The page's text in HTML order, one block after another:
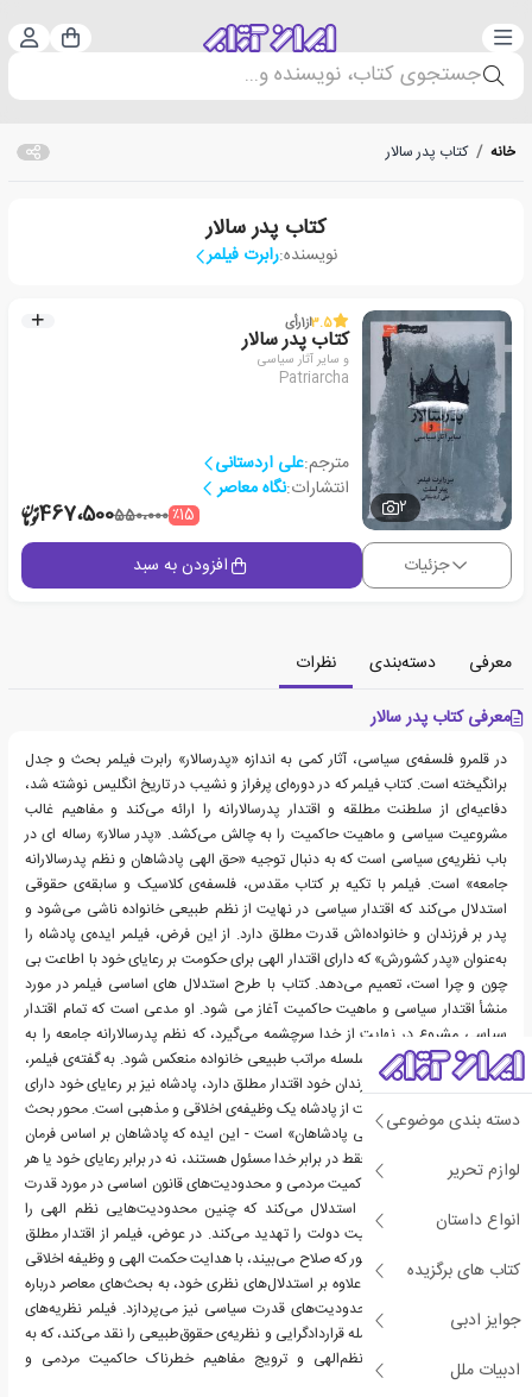
دسته‌بندی سبد
جستجوی کتاب، نویسنده و...
دسته بندی موضوعی
لوازم تحریر
انواع داستان
کتاب های برگزیده
جوایز ادبی
ادبیات ملل
خانه / کتاب پدر سالار
کتاب پدر سالار
نویسنده:رابرت فیلمر
2
3.5از1رأی
کتاب پدر سالار
و سایر آثار سیاسی
Patriarcha
مترجم:علی اردستانی
انتشارات:نگاه معاصر
٪15550،000467،500
جزئیات افزودن به سبد
معرفی دسته‌بندی
نظرات
معرفی کتاب پدر سالار
در قلمرو فلسفه‌ی سیاسی، آثار کمی به اندازه «پدرسالار» رابرت فیلمر بحث و جدل
برانگیخته است. کتاب فیلمر که در دوره‌ای پرفراز و نشیب در تاریخ انگلیس نوشته شد،
دفاعیه‌ای از سلطنت‌ مطلقه و اقتدار پدرسالارانه را ارائه می‌کند و مفاهیم غالب
مشروعیت‌ سیاسی و ماهیت‌ حاکمیت را به چالش می‌کشد. «پدر سالار» رساله ای در
باب نظریه‌ی‌ سیاسی است که به دنبال توجیه «حق‌ الهی پادشاهان و نظم پدرسالارانه
جامعه» است. فیلمر با تکیه بر کتاب مقدس، فلسفه‌ی کلاسیک و سابقه‌ی حقوقی
استدلال می‌کند که اقتدار سیاسی در نهایت از نظم طبیعی خانواده ناشی می‌شود و
پدر بر فرزندان و خانواده‌اش قدرت مطلق دارد. از این فرض، فیلمر ایده‌ی پادشاه را
به‌عنوان «پدر کشورش» که دارای اقتدار‌ الهی برای حکومت بر رعایای خود با اطاعت بی
چون و چرا است، تعمیم می‌دهد. کتاب با طرح استدلال های اساسی فیلمر در مورد
منشأ اقتدار سیاسی و ماهیت حاکمیت آغاز می ‌شود. او مدعی است که تمام اقتدار
سیاسی مشروع در نهایت از خدا سرچشمه می‌گیرد، که نظم پدرسالارانه جامعه را به
گونه‌ای تعیین کرد که در سلسله مراتب طبیعی خانواده منعکس شود. به گفته‌ی فیلمر،
همانطور که یک پدر بر فرزندان خود اقتدار مطلق دارد، پادشاه نیز بر رعایای خود دارای
اقتدار مطلق است و اطاعت از پادشاه یک وظیفه‌ی اخلاقی و مذهبی است. محور بحث
فیلمر، دفاع او از «حق الهی پادشاهان» است - این ایده که پادشاهان بر اساس فرمان
الهی حکومت می کنند و فقط در برابر خدا مسئول هستند، نه در برابر رعایای خود یا هر
مرجع زمینی. او مفهوم حاکمیت مردمی و محدودیت‌های قانون‌ اساسی در مورد قدرت
سلطنتی را رد می‌کند و استدلال می‌کند که چنین محدودیت‌هایی نظم الهی را
تضعیف و ثبات و مشروعیت دولت را تهدید می‌کند. در عوض، فیلمر از اقتدار مطلق
پادشاه برای حکومت هر طور که صلاح می‌بیند، با هدایت حکمت الهی و وظیفه اخلاقی
دفاع می‌کند. «پدر سالار» علاوه بر استدلال‌های نظری خود، به بحث‌های معاصر درباره
نقش مناسب دولت و محدودیت‌های قدرت سیاسی نیز می‌پردازد. فیلمر نظریه‌های
بدیل اقتدار سیاسی، از جمله قراردادگرایی و نظریه‌ی حقوق‌طبیعی را نقد می‌کند، که به
نظر او تضعیف‌کننده‌ی نظم‌الهی و ترویج مفاهیم خطرناک حاکمیت مردمی و
استقلال‌فردی است.